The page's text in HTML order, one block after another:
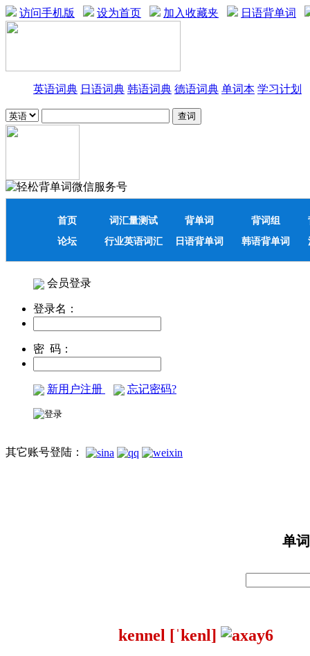
访问手机版 设为首页 加入收藏夹 日语背单词
英语词典 日语词典 韩语词典 德语词典 单词本 学习计划
首页 词汇量测试 背单词 背词组
论坛
行业英语词汇 日语背单词 韩语背单词
会员登录
登录名：
密 码：
新用户注册 忘记密码?
其它账号登陆：
单
kennel [ˈkenl]